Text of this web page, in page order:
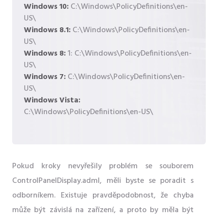
Windows 10:C:\Windows\PolicyDefinitions\en-
US\
Windows 8.1:C:\Windows\PolicyDefinitions\en-
US\
Windows 8:1: C:\Windows\PolicyDefinitions\en-
US\
Windows 7:C:\Windows\PolicyDefinitions\en-
US\
Windows Vista:
C:\Windows\PolicyDefinitions\en-US\
Pokud kroky nevyřešily problém se souborem
ControlPanelDisplay.adml, měli byste se poradit s
odborníkem. Existuje pravděpodobnost, že chyba
může být závislá na zařízení, a proto by měla být